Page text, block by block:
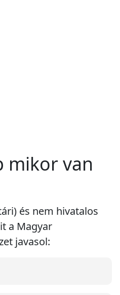
mikor van
és nem hivatalos
a Magyar
javasol: